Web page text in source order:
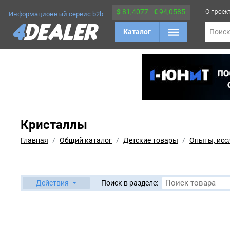
Информационный сервис b2b $ 81,4077 €94,0585
Каталог
О
Поиск
Кристаллы
Главная Общий каталог Детские товары Опыты,
Действия Поиск в разделе: